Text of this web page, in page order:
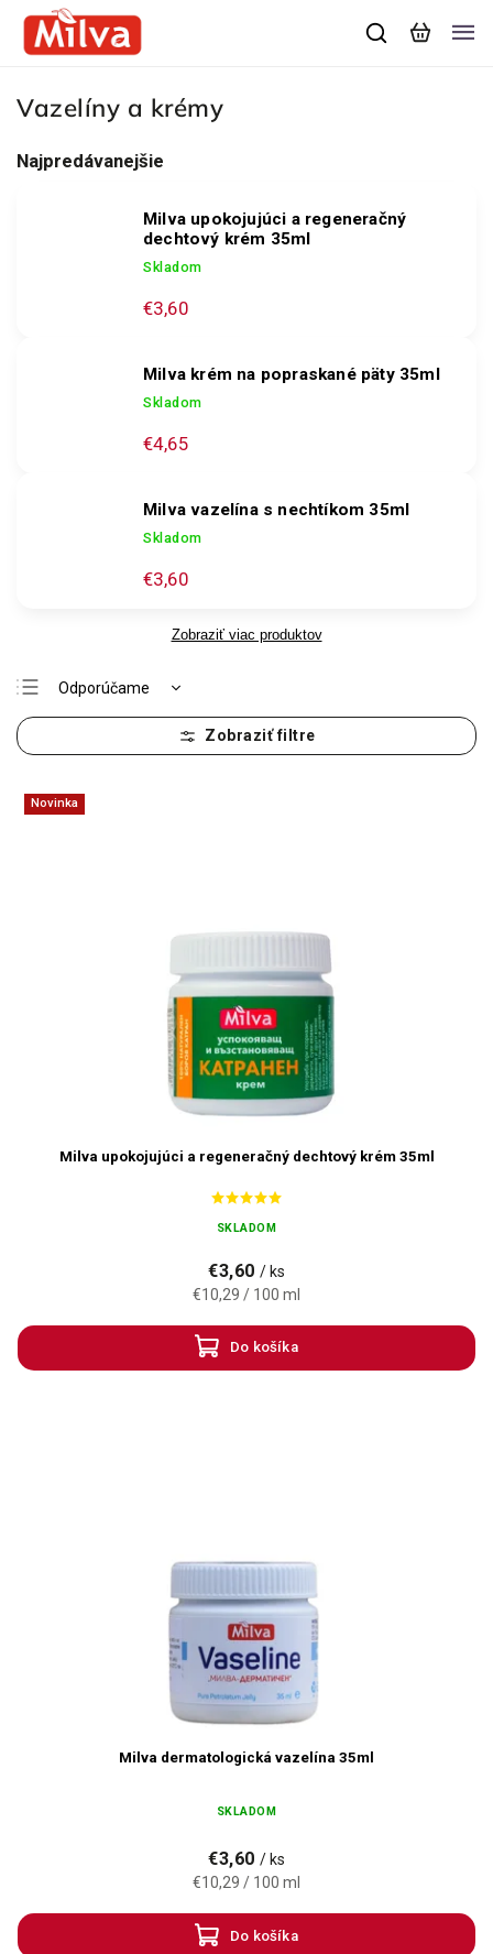
Vazelíny a krémy
Najpredávanejšie
Milva upokojujúci a regeneračný
dechtový krém 35ml
Skladom
€3,60
Milva krém na popraskané päty 35ml
Skladom
€4,65
Milva vazelína s nechtíkom 35ml
Skladom
€3,60
Zobraziť viac produktov
Odporúčame
Najlacnejšie
Najdrahšie
Najpredávanejšie
Novinka
Milva upokojujúci a regeneračný dechtový krém 35ml
SKLADOM
€3,60 / ks
€10,29 / 100 ml
Do košíka
Milva dermatologická vazelína 35ml
SKLADOM
€3,60 / ks
€10,29 / 100 ml
Do košíka